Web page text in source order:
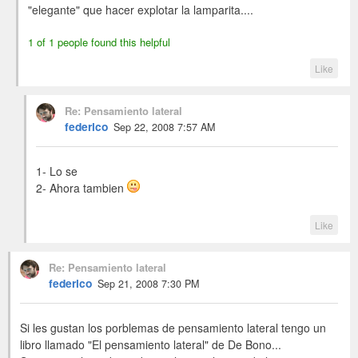
"elegante" que hacer explotar la lamparita....
1 of 1 people found this helpful
Like
Re: Pensamiento lateral
federico Sep 22, 2008 7:57 AM
1- Lo se
2- Ahora tambien
Like
Re: Pensamiento lateral
federico Sep 21, 2008 7:30 PM
Si les gustan los porblemas de pensamiento lateral tengo un
libro llamado "El pensamiento lateral" de De Bono...